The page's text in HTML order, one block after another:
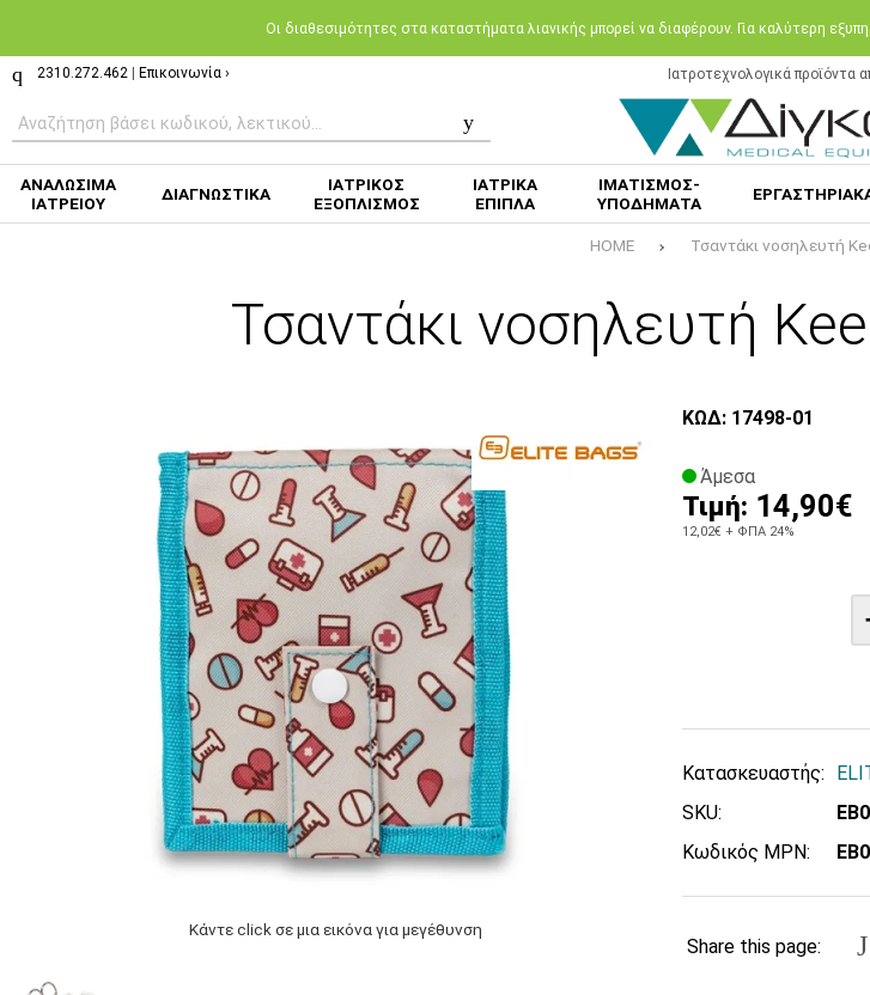
Oι διαθεσιμότητες στα καταστήματα λιανικής μπορεί να διαφέρουν. Για καλύτερη
2310.272.462 Επικοινωνία › Ιατροτεχνολογικά προϊόντα
ΑΝΑΛΩΣΙΜΑ
ΙΑΤΡΕΙΟΥ
ΔΙΑΓΝΩΣΤΙΚΑ
ΙΑΤΡΙΚΟΣ
ΕΞΟΠΛΙΣΜΟΣ
ΙΑΤΡΙΚΑ
ΕΠΙΠΛΑ
ΙΜΑΤΙΣΜΟΣ-
ΥΠΟΔΗΜΑΤΑ
HOME Τσαντάκι νοσηλευτή
Τσαντάκι νοσηλευτή
Κάντε click σε μια εικόνα για μεγέθυνση
ΚΩΔ: 17498-01
Άμεσα
Τιμή: 14,90€
12,02€ + ΦΠΑ 24%
Κατασκευαστής:
SKU:
Κωδικός MPN:
Share this page: